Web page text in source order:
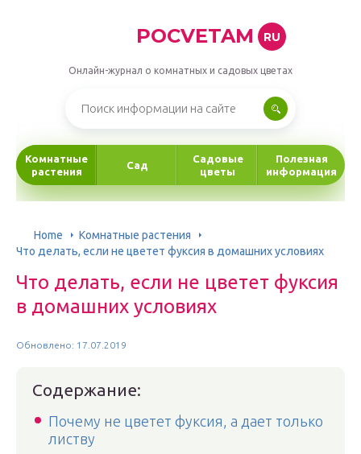
POCVETAM RU
Онлайн-журнал о комнатных и садовых цветах
Комнатные
растения
Сад
Садовые
цветы
Полезная
информация
Home
Комнатные растения
Что делать, если не цветет фуксия в домашних условиях
Что делать, если не цветет фуксия
в домашних условиях
Обновлено: 17.07.2019
Содержание:
Почему не цветет фуксия, а дает только
листву